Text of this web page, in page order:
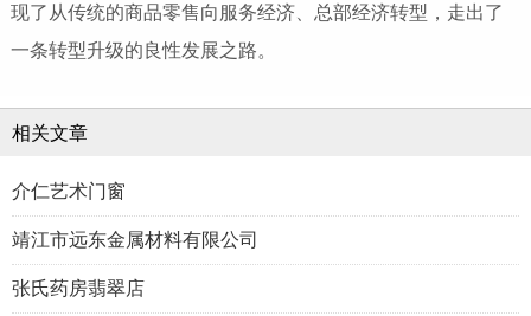
现了从传统的商品零售向服务经济、总部经济转型，走出了
一条转型升级的良性发展之路。
相关文章
介仁艺术门窗
靖江市远东金属材料有限公司
张氏药房翡翠店